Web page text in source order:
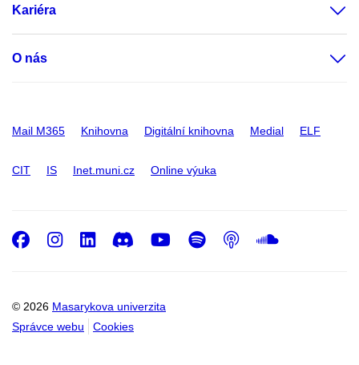
Kariéra
O nás
Mail M365 Knihovna Digitální knihovna Medial ELF
CIT IS Inet.muni.cz Online výuka
© 2026 Masarykova univerzita
Správce webu
Cookies
Facebook
Instagram
LinkedIn
DiscordYoutube
Spotify
Podcast